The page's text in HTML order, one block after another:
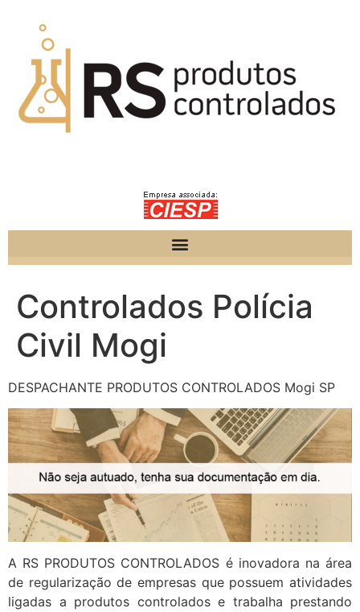
Controlados Polícia
Civil Mogi
DESPACHANTE PRODUTOS CONTROLADOS Mogi SP
A RS PRODUTOS CONTROLADOS é inovadora na área
de regularização de empresas que possuem atividades
ligadas a produtos controlados e trabalha prestando